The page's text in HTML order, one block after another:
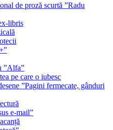
de proză scurtă ”Radu
libris
”Alfa”
pe care o iubesc
”Pagini fermecate, gânduri
e-mail”